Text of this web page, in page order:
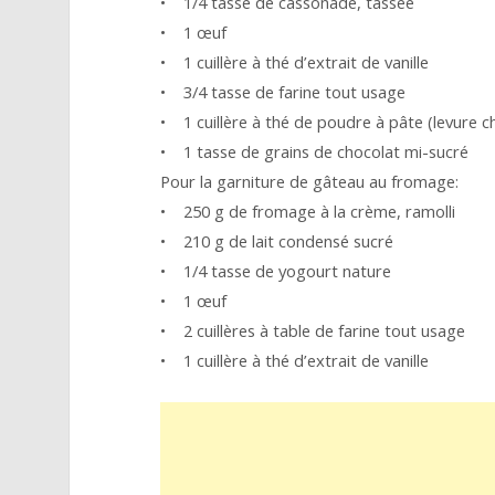
• 1 œuf
• 1 cuillère à thé d’extrait de vanille
• 3/4 tasse de farine tout usage
• 1 cuillère à thé de poudre à pâte (levure
• 1 tasse de grains de chocolat mi-sucré
Pour la garniture de gâteau au fromage:
• 250 g de fromage à la crème, ramolli
• 210 g de lait condensé sucré
• 1/4 tasse de yogourt nature
• 1 œuf
• 2 cuillères à table de farine tout usage
• 1 cuillère à thé d’extrait de vanille